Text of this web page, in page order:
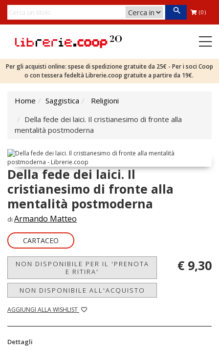
(0)
Per gli acquisti online: spese di spedizione gratuite da 25€ - Per i soci Coop
o con tessera fedeltà Librerie.coop gratuite a partire da 19€.
Home Saggistica
Religioni
Della fede dei laici. Il cristianesimo di fronte alla
mentalità postmoderna
Della fede dei laici. Il
cristianesimo di fronte alla
mentalità postmoderna
di Armando Matteo
CARTACEO
NON DISPONIBILE PER IL 'PRENOTA
E RITIRA'
NON DISPONIBILE ALL'ACQUISTO
AGGIUNGI ALLA WISHLIST
€ 9,30
Dettagli